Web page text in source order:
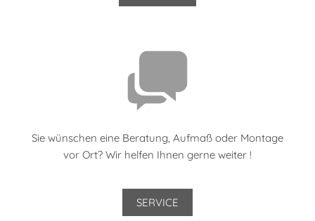
Sie wünschen eine Beratung, Aufmaß oder Montage
vor Ort? Wir helfen Ihnen gerne weiter !
SERVICE